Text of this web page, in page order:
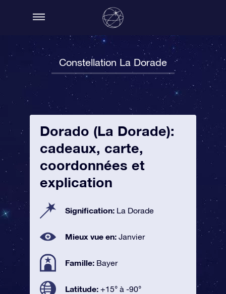
Constellation La Dorade
Dorado (La Dorade):
cadeaux, carte,
coordonnées et
explication
Signification: La Dorade
Mieux vue en: Janvier
Famille: Bayer
Latitude: +15° à -90°